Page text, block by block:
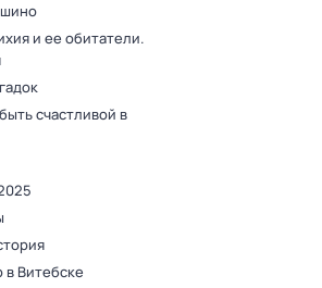
и ее обитатели.
счастливой в
в Витебске